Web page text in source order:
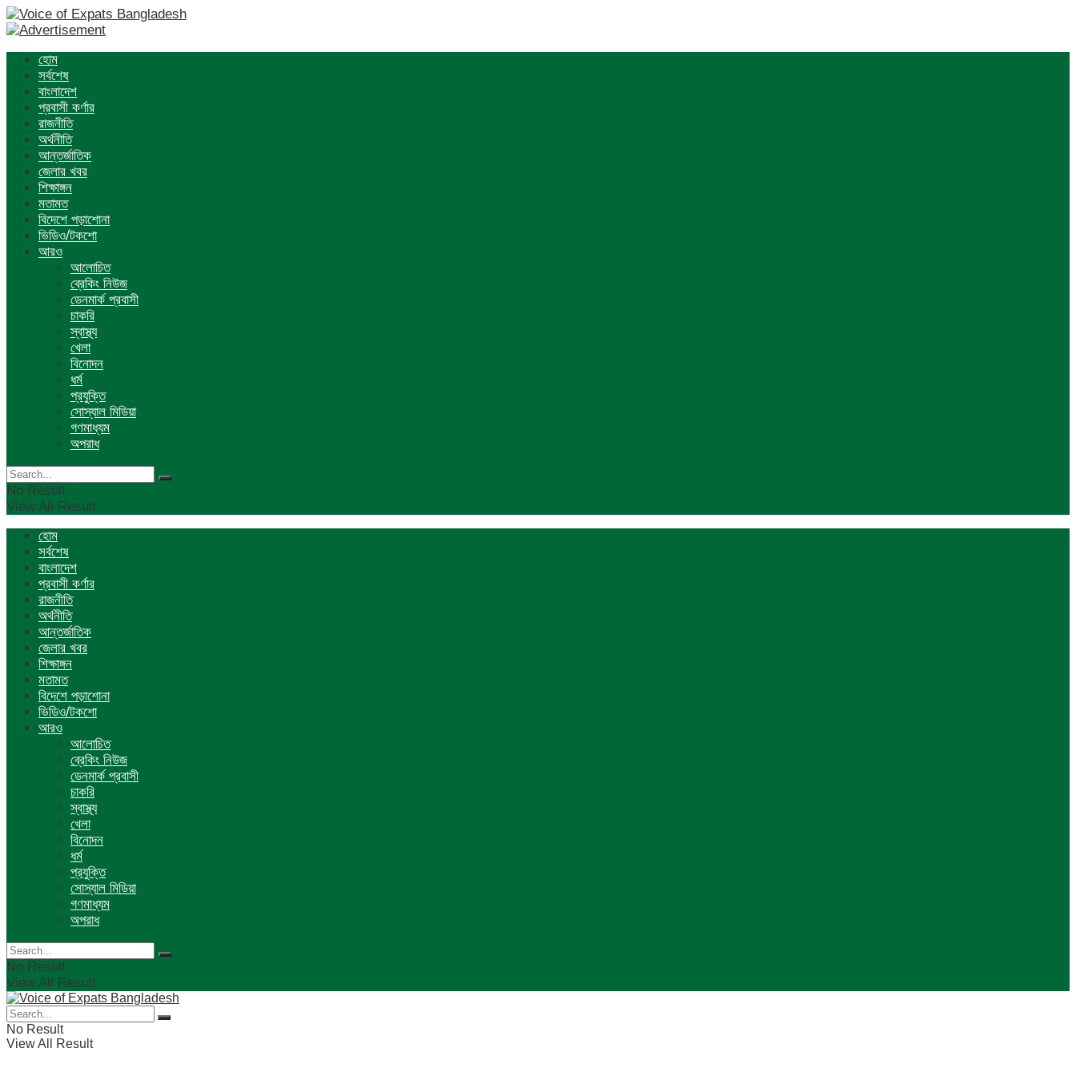
হোম
সর্বশেষ
বাংলাদেশ
প্রবাসী কর্ণার
রাজনীতি
অর্থনীতি
আন্তর্জাতিক
জেলার খবর
শিক্ষাঙ্গন
মতামত
বিদেশে পড়াশোনা
ভিডিও/টকশো
আরও
আলোচিত
ব্রেকিং নিউজ
ডেনমার্ক প্রবাসী
চাকরি
স্বাস্থ্য
খেলা
বিনোদন
ধর্ম
প্রযুক্তি
সোস্যাল মিডিয়া
গণমাধ্যম
অপরাধ
No Result
View All Result
হোম
সর্বশেষ
বাংলাদেশ
প্রবাসী কর্ণার
রাজনীতি
অর্থনীতি
আন্তর্জাতিক
জেলার খবর
শিক্ষাঙ্গন
মতামত
বিদেশে পড়াশোনা
ভিডিও/টকশো
আরও
আলোচিত
ব্রেকিং নিউজ
ডেনমার্ক প্রবাসী
চাকরি
স্বাস্থ্য
খেলা
বিনোদন
ধর্ম
প্রযুক্তি
সোস্যাল মিডিয়া
গণমাধ্যম
অপরাধ
No Result
View All Result
No Result
View All Result